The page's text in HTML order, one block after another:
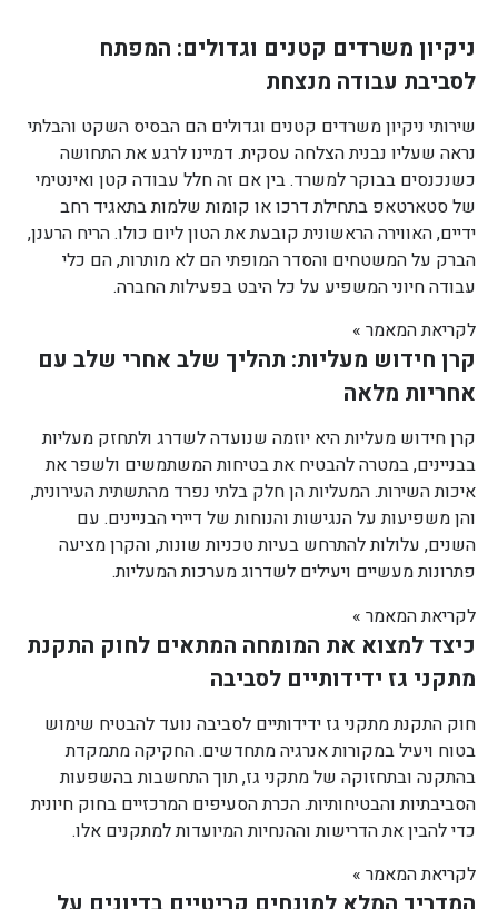
ניקיון משרדים קטנים וגדולים: המפתח
לסביבת עבודה מנצחת
שירותי ניקיון משרדים קטנים וגדולים הם הבסיס השקט והבלתי
נראה שעליו נבנית הצלחה עסקית. דמיינו לרגע את התחושה
כשנכנסים בבוקר למשרד. בין אם זה חלל עבודה קטן ואינטימי
של סטארטאפ בתחילת דרכו או קומות שלמות בתאגיד רחב
ידיים, האווירה הראשונית קובעת את הטון ליום כולו. הריח הרענן,
הברק על המשטחים והסדר המופתי הם לא מותרות, הם כלי
עבודה חיוני המשפיע על כל היבט בפעילות החברה.
לקריאת המאמר »
קרן חידוש מעליות: תהליך שלב אחרי שלב עם
אחריות מלאה
קרן חידוש מעליות היא יוזמה שנועדה לשדרג ולתחזק מעליות
בבניינים, במטרה להבטיח את בטיחות המשתמשים ולשפר את
איכות השירות. המעליות הן חלק בלתי נפרד מהתשתית העירונית,
והן משפיעות על הנגישות והנוחות של דיירי הבניינים. עם
השנים, עלולות להתרחש בעיות טכניות שונות, והקרן מציעה
פתרונות מעשיים ויעילים לשדרוג מערכות המעליות.
לקריאת המאמר »
כיצד למצוא את המומחה המתאים לחוק התקנת
מתקני גז ידידותיים לסביבה
חוק התקנת מתקני גז ידידותיים לסביבה נועד להבטיח שימוש
בטוח ויעיל במקורות אנרגיה מתחדשים. החקיקה מתמקדת
בהתקנה ובתחזוקה של מתקני גז, תוך התחשבות בהשפעות
הסביבתיות והבטיחותיות. הכרת הסעיפים המרכזיים בחוק חיונית
כדי להבין את הדרישות וההנחיות המיועדות למתקנים אלו.
לקריאת המאמר »